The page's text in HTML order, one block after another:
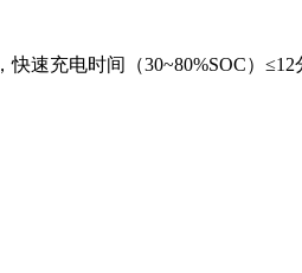
，快速充电时间（30~80%SOC）≤12